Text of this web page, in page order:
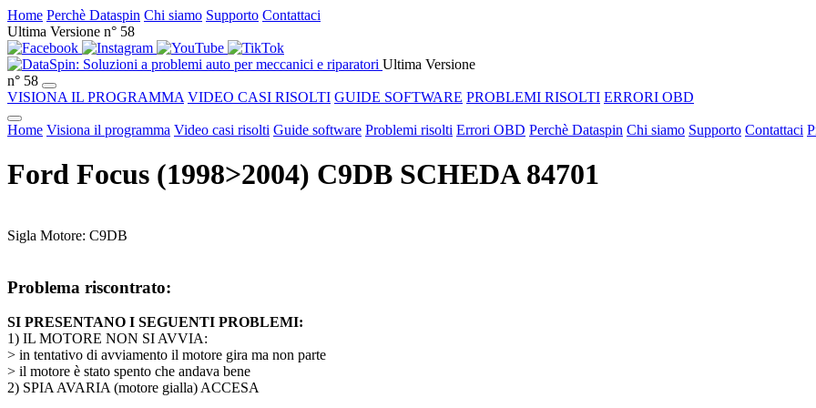
Home Perchè Dataspin Chi siamo Supporto Contattaci
Ultima Versione n° 58
Ultima Versione
n° 58
VISIONA IL PROGRAMMA VIDEO CASI RISOLTI GUIDE SOFTWARE PROBLEMI RISOLTI ERRORI OBD
Home Visiona il programma Video casi risolti Guide software Problemi risolti Errori OBD Perchè Dataspin Chi siamo Supporto Contattaci
Ford Focus (1998>2004) C9DB SCHEDA 84701
Sigla Motore: C9DB
Problema riscontrato:
SI PRESENTANO I SEGUENTI PROBLEMI:
1) IL MOTORE NON SI AVVIA:
> in tentativo di avviamento il motore gira ma non parte
> il motore è stato spento che andava bene
2) SPIA AVARIA (motore gialla) ACCESA